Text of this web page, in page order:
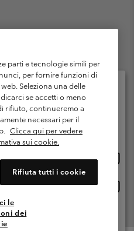
di Venditaa
Garanzia
membership
dagli utenti
Impressum
& 14:00- 18:00
parti e tecnologie simili per
per fornire funzioni di
Seleziona una delle
se accetti o meno
rifiuto, continueremo a
necessari per il
Clicca qui per vedere
sui cookie.
Rifiuta tutti i cookie
le
dei
spedizione e la lingua
disponibile
online
online
I Paesi